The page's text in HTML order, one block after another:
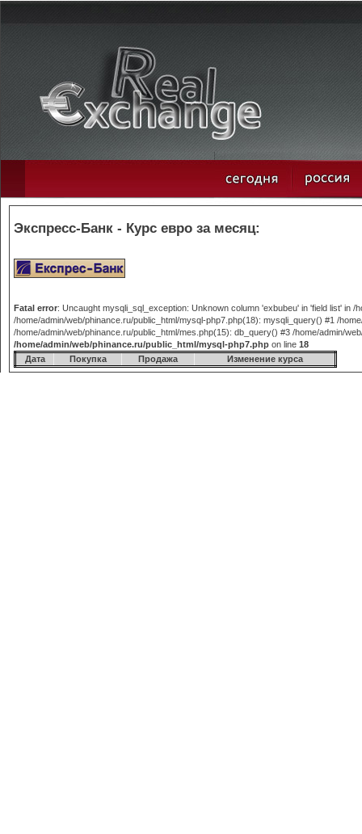
Экспресс-Банк - Курс евро за месяц:
Fatal error: Uncaught mysqli_sql_exception: Unknown column 'exbubeu' in 'field list' in
/home/admin/web/phinance.ru/public_html/mysql-php7.php(18): mysqli_query() #1 /
/home/admin/web/phinance.ru/public_html/mes.php(15): db_query() #3 /home/admin/
/home/admin/web/phinance.ru/public_html/mysql-php7.php on line 18
Дата
Покупка Продажа Изменение курса